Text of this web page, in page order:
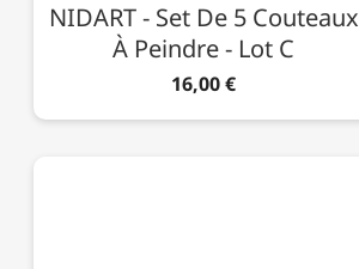
NIDART - Set De 5 Couteaux
À Peindre - Lot C
16,00 €